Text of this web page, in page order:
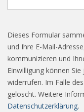
Dieses Formular
und Ihre E-Mail-
kommunizieren und
Einwilligung können
widerrufen. Im Falle
gelöscht. Weitere
Datenschutzerklärung.